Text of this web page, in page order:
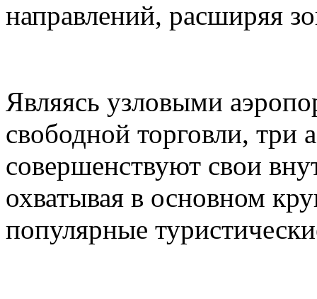
направлений, расширяя
Являясь узловыми
свободной торговли, три
совершенствуют свои
охватывая в основном
популярные